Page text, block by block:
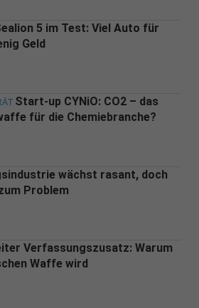
5 im Test: Viel Auto für
Geld
Start-up CYNiO: CO2 – das
für die Chemiebranche?
wächst rasant, doch
Problem
Verfassungszusatz: Warum
Waffe wird